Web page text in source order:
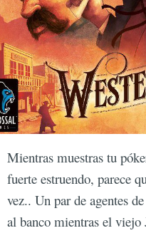
Mientras muestras tu
fuerte estruendo, parece
vez.. Un par de agentes
al banco mientras el viejo